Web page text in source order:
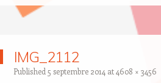
IMG_2112
Published 5 septembre 2014 at4608 × 3456